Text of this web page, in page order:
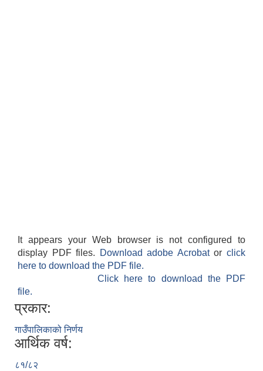
It appears your Web browser is not configured to
display PDF files.
Download adobe Acrobatorclick
here to download the PDF file.
Click here to download the PDF
file.
प्रकार:
गाउँपालिकाको निर्णय
आर्थिक वर्ष:
८१/८२